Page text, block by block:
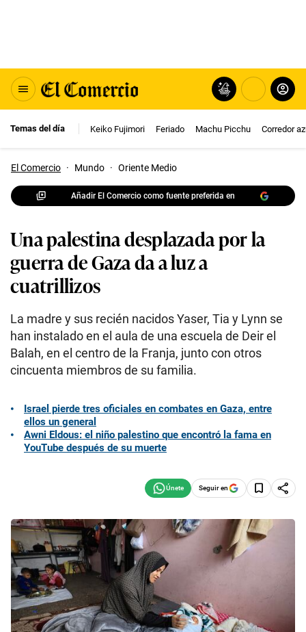
Temas del día Keiko Fujimori Feriado Machu Picchu Corredor
El Comercio · Mundo · Oriente Medio
Añadir El Comercio como fuente preferida en
Una palestina desplazada por la
guerra de Gaza da a luz a
cuatrillizos
La madre y sus recién nacidos Yaser, Tia y Lynn se
han instalado en el aula de una escuela de Deir el
Balah, en el centro de la Franja, junto con otros
cincuenta miembros de su familia.
Israel pierde tres oficiales en combates en Gaza, entre
ellos un general
Awni Eldous: el niño palestino que encontró la fama en
YouTube después de su muerte
Seguir en